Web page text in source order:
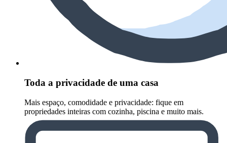
Toda a privacidade de uma casa
Mais espaço, comodidade e privacidade: fique em
propriedades inteiras com cozinha, piscina e muito mais.